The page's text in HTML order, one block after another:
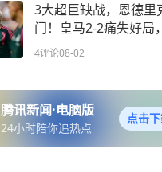
3大超巨缺战，恩德里
门！皇马2-2痛失好局
里尼奥无缘连胜
4评论08-02
腾讯新闻·电脑版
24小时陪你追热点
点击